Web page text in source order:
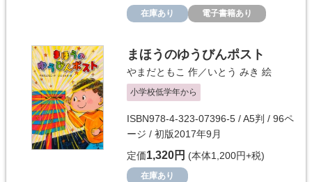
在庫あり 電子書籍あり
まほうのゆうびんポスト
やまだともこ 作／いとう みき 絵
小学校低学年から
ISBN978-4-323-07396-5 / A5判 / 96ペ
ージ / 初版2017年9月
定価1,320円 (本体1,200円+税)
在庫あり